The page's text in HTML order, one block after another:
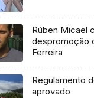
Rúben Micael
despromoção
Ferreira
Regulamento
aprovado